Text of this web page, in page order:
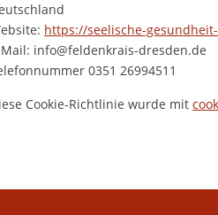
https://seelische-
info@feldenkrais-dresden.de
0351 26994511
Cookie-Richtlinie wurde mit